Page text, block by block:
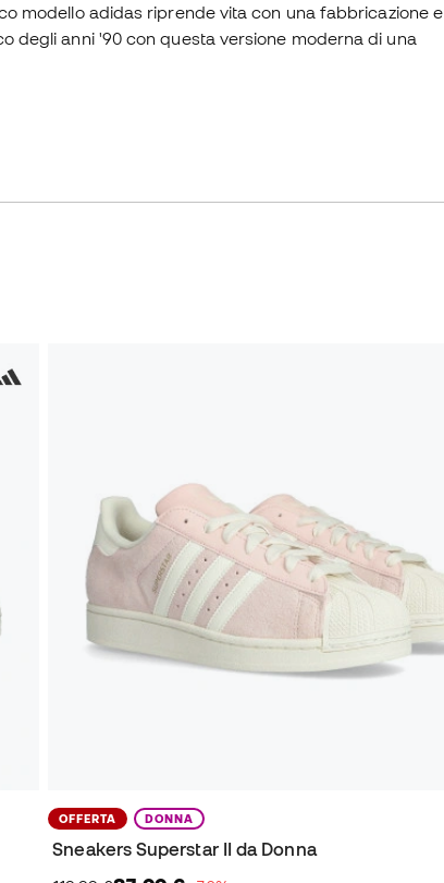
modello adidas riprende vita con una fabbricazione e
degli anni '90 con questa versione moderna di una
OFFERTA DONNA
Sneakers Superstar II da Donna